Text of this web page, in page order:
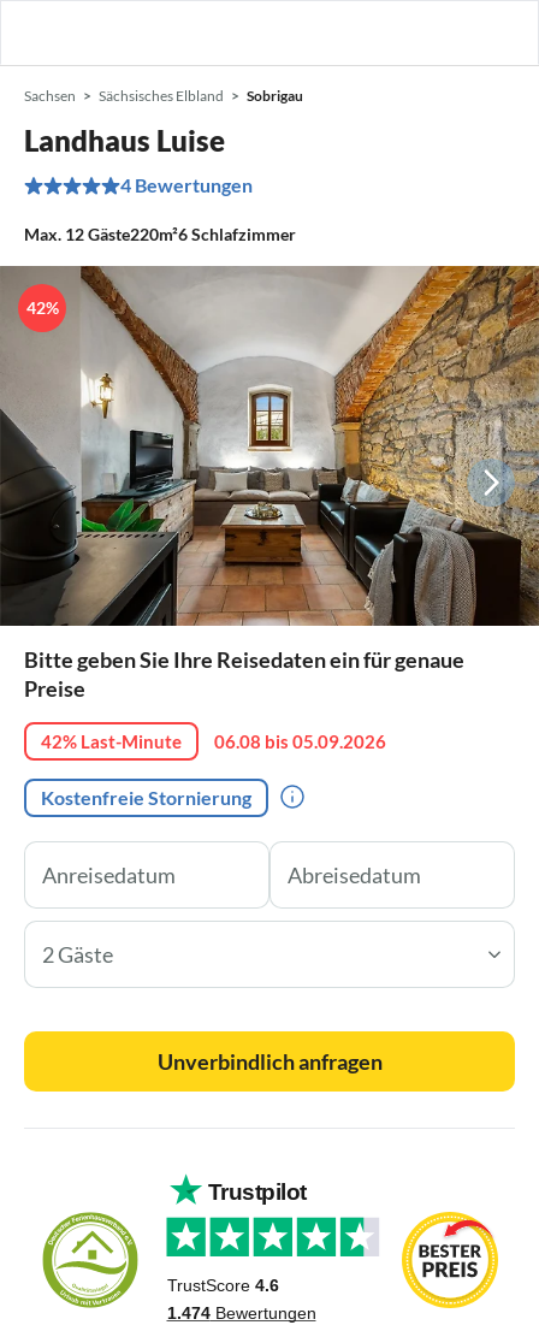
Sachsen Sächsisches Elbland Sobrigau
Landhaus Luise
4 Bewertungen
Max. 12Gäste220m²6Schlafzimmer
42%
Bitte geben Sie Ihre Reisedaten ein für genaue
Preise
42% Last-Minute 06.08 bis 05.09.2026
Kostenfreie Stornierung
2 Gäste
Unverbindlich anfragen